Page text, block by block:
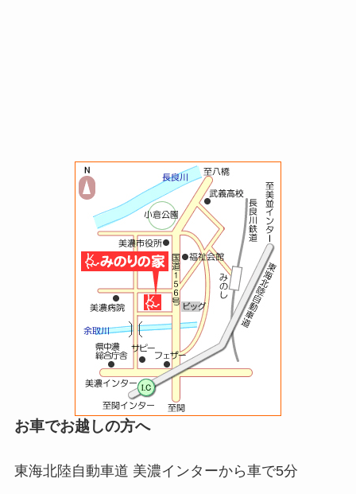
お車でお越しの方へ
東海北陸自動車道 美濃インターから車で5分